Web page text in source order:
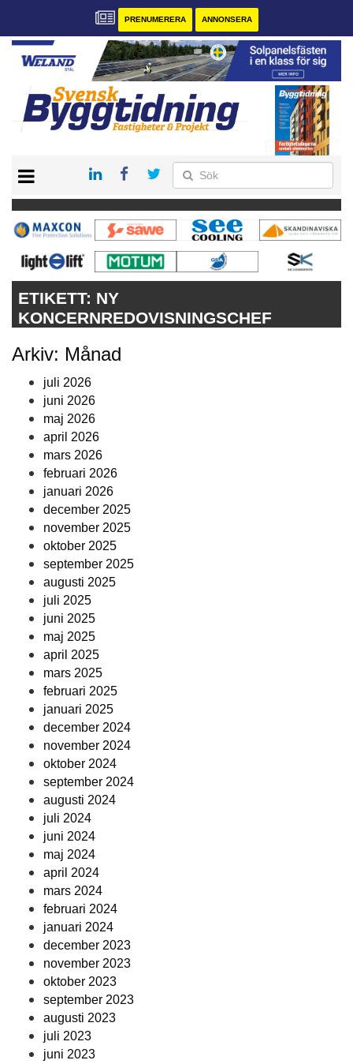
PRENUMERERA ANNONSERA
PRENUMERERA
VÅRA ANDRA MAGASIN
ANNONSERA
ETIKETT: NY
KONCERNREDOVISNINGSCHEF
Arkiv: Månad
juli 2026
juni 2026
maj 2026
april 2026
mars 2026
februari 2026
januari 2026
december 2025
november 2025
oktober 2025
september 2025
augusti 2025
juli 2025
juni 2025
maj 2025
april 2025
mars 2025
februari 2025
januari 2025
december 2024
november 2024
oktober 2024
september 2024
augusti 2024
juli 2024
juni 2024
maj 2024
april 2024
mars 2024
februari 2024
januari 2024
december 2023
november 2023
oktober 2023
september 2023
augusti 2023
juli 2023
juni 2023